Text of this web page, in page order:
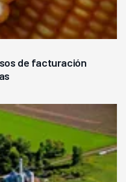
de facturación